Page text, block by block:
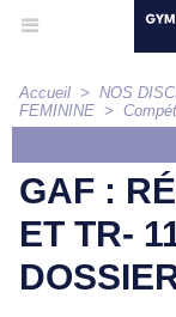
Accueil > NOS
FEMININE >
GAF :
ET TR-